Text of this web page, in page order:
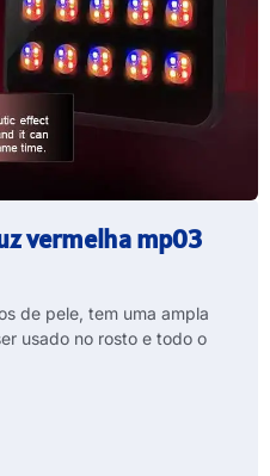
vermelha mp03
de pele, tem uma ampla
usado no rosto e todo o